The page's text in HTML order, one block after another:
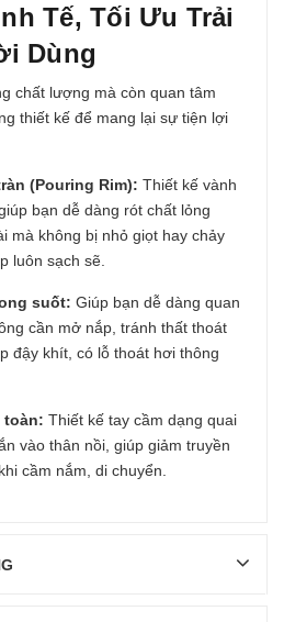
Tế, Tối Ưu Trải
Dùng
chất lượng mà còn quan tâm
thiết kế để mang lại sự tiện lợi
(Pouring Rim): Thiết kế vành
bạn dễ dàng rót chất lỏng
mà không bị nhỏ giọt hay chảy
luôn sạch sẽ.
suốt: Giúp bạn dễ dàng quan
cần mở nắp, tránh thất thoát
đậy khít, có lỗ thoát hơi thông
toàn: Thiết kế tay cầm dạng quai
vào thân nồi, giúp giảm truyền
cầm nắm, di chuyển.